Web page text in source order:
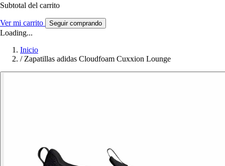
Subtotal del carrito
Ver mi carrito Seguir comprando
Loading...
Inicio
/ Zapatillas adidas Cloudfoam Cuxxion Lounge